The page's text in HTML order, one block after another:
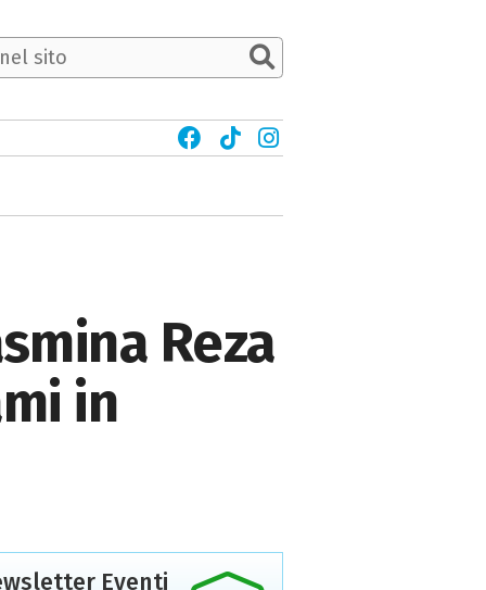
Reza
in
Eventi